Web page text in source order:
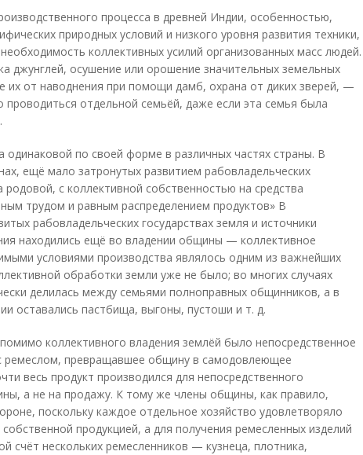
процесса в древней Индии, особенностью,
природных условий и низкого уровня развития техники,
коллективных усилий организованных масс людей.
джунглей, осушение или орошение значительных земельных
их от наводнения при помощи дамб, охрана от диких зверей, —
проводиться отдельной семьёй, даже если эта семья была
одинаковой по своей форме в различных частях страны. В
ещё мало затронутых развитием рабовладельческих
с коллективной собственностью на средства
трудом и равным распределением продуктов» В
рабовладельческих государствах земля и источники
находились ещё во владении общины — коллективное
условиями производства являлось одним из важнейших
обработки земли уже не было; во многих случаях
делилась между семьями полноправных общинников, а в
оставались пастбища, выгоны, пустоши и т. д.
коллективного владения землёй было непосредственное
ремеслом, превращавшее общину в самодовлеющее
весь продукт производился для непосредственного
а не на продажу. К тому же члены общины, как правило,
поскольку каждое отдельное хозяйство удовлетворяло
продукцией, а для получения ремесленных изделий
счёт нескольких ремесленников — кузнеца, плотника,